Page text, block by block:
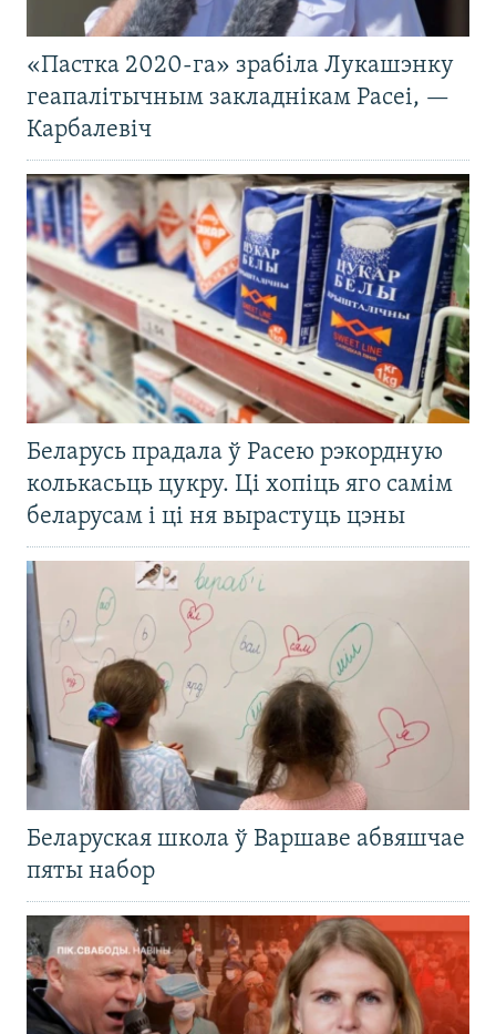
«Пастка 2020-га» зрабіла Лукашэнку
геапалітычным закладнікам Расеі, —
Карбалевіч
Беларусь прадала ў Расею рэкордную
колькасьць цукру. Ці хопіць яго самім
беларусам і ці ня вырастуць цэны
Беларуская школа ў Варшаве абвяшчае
пяты набор